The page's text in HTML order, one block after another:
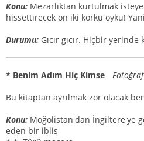
Konu: Mezarlıktan kurtulmak
hissettirecek on iki korku öykü!
Durumu: Gıcır gıcır. Hiçbir yerinde
* Benim Adım Hiç Kimse -
Bu kitaptan ayrılmak zor olacak
Konu: Moğolistan'dan İngiltere'ye
eden bir iblis